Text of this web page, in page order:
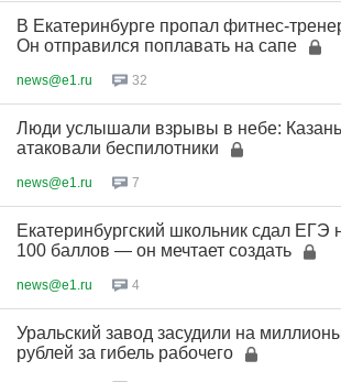
В Екатеринбурге пропал фитнес-
Он отправился поплавать на сапе
news@e1.ru 32
Люди услышали взрывы в небе: Казань
атаковали беспилотники
news@e1.ru 7
Екатеринбургский школьник сдал ЕГЭ
100 баллов — он мечтает создать
news@e1.ru 4
Уральский завод засудили на
рублей за гибель рабочего